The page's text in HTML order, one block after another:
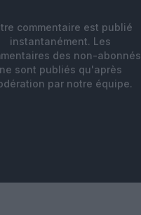
commentaire est publié
instantanément. Les
des non-abonnés
sont publiés qu'après
par notre équipe.